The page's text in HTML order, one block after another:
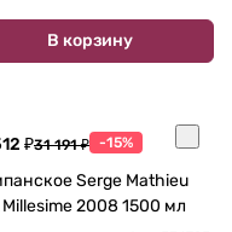
В корзину
₽31 191 ₽ -15%
Serge Mathieu
Brut Millesime 2008 1500 мл